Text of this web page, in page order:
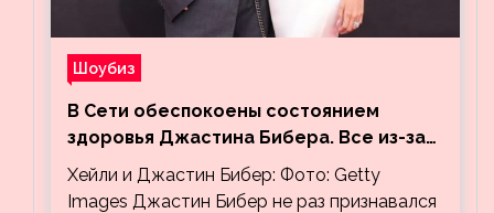
Шоубиз
В Сети обеспокоены состоянием
здоровья Джастина Бибера. Все из-за
видео, на котором его успокаивает
Хейли
Хейли и Джастин Бибер: Фото: Getty
Images Джастин Бибер не раз признавался